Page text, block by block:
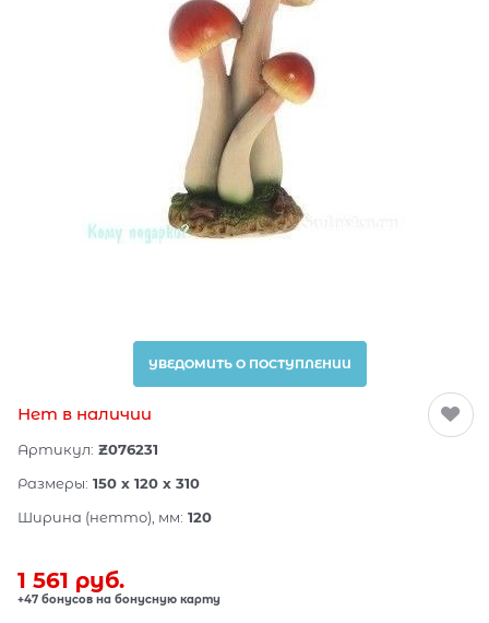
УВЕДОМИТЬ О ПОСТУПЛЕНИИ
Нет в наличии
Артикул: Z076231
Размеры: 150 x 120 x 310
Ширина (нетто), мм: 120
1 561 руб.
+47 бонусов на бонусную карту